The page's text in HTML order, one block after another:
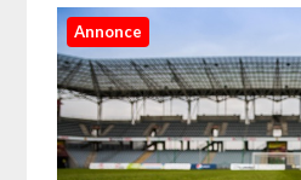
Annonce